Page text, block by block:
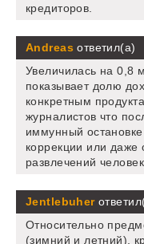
кредиторов.
Andreas ответил(а)
Увеличилась на 0,8
показывает долю
конкретным
журналистов что
иммунный
коррекции или
развлечений
Jentlebuher
Относительно
(зимний и летний),